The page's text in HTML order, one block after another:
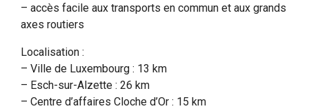
– accès facile aux transports en commun et aux grands
axes routiers
Localisation :
– Ville de Luxembourg : 13 km
– Esch-sur-Alzette : 26 km
– Centre d’affaires Cloche d’Or : 15 km